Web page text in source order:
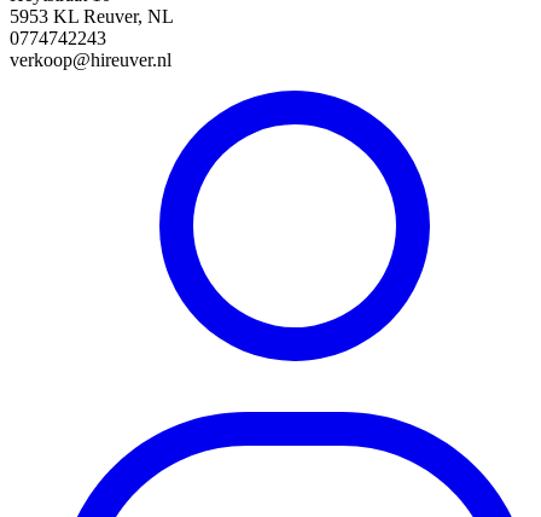
5953 KL Reuver, NL
0774742243
verkoop@hireuver.nl